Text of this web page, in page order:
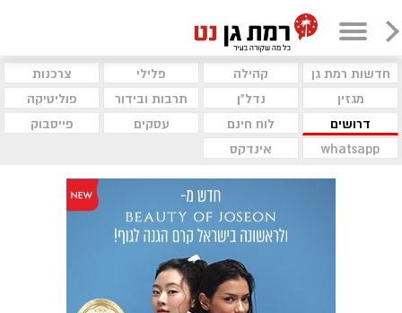
חדשות רמת גן קהילה פלילי
צרכנות
מגזין
נדל"ן תרבות ובידור
פוליטיקה
דרושים
לוח חינם עסקים
פייסבוק
whatsapp
אינדקס